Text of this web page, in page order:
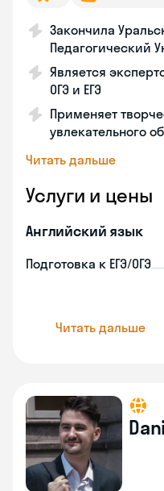
Закончила
Педагогический
Является
ОГЭ и ЕГЭ
Применяет
увлекательного
Читать дальше
Услуги и цены
Английский язык
Подготовка к ЕГЭ/ОГЭ
Читать дальше